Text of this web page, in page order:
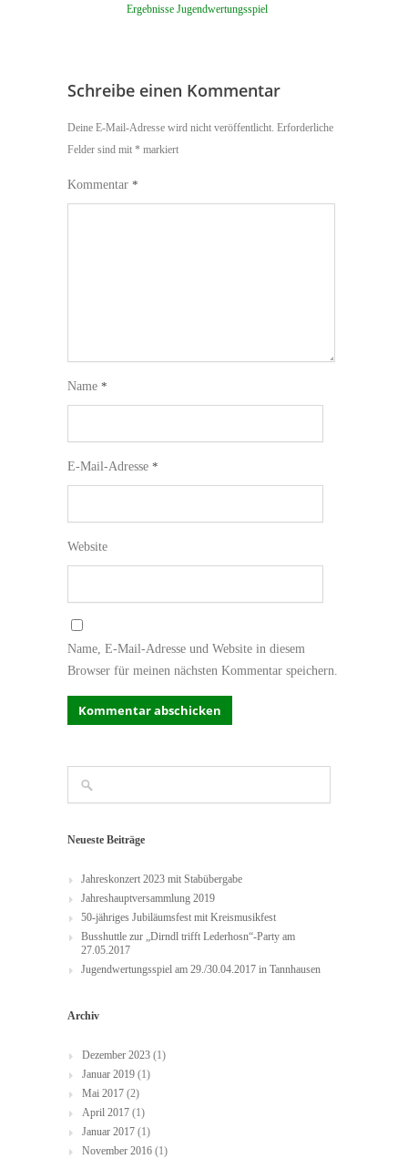
Ergebnisse Jugendwertungsspiel
Schreibe einen Kommentar
Deine E-Mail-Adresse wird nicht veröffentlicht. Erforderliche
Felder sind mit * markiert
Kommentar *
Name *
E-Mail-Adresse *
Website
Name, E-Mail-Adresse und Website in diesem
Browser für meinen nächsten Kommentar speichern.
Neueste Beiträge
Jahreskonzert 2023 mit Stabübergabe
Jahreshauptversammlung 2019
50-jähriges Jubiläumsfest mit Kreismusikfest
Busshuttle zur „Dirndl trifft Lederhosn“-Party am
27.05.2017
Jugendwertungsspiel am 29./30.04.2017 in Tannhausen
Archiv
Dezember 2023 (1)
Januar 2019 (1)
Mai 2017 (2)
April 2017 (1)
Januar 2017 (1)
November 2016 (1)